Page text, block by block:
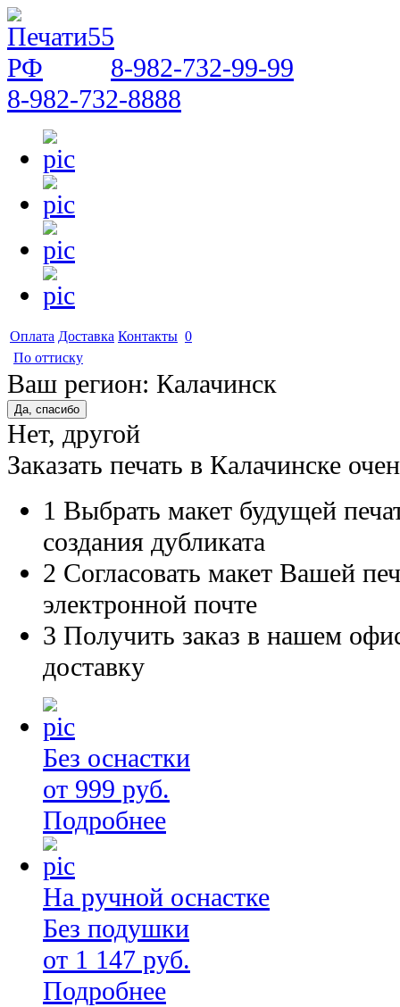
8-982-732-99-99
8-982-732-8888
Оплата Доставка Контакты 0
По оттиску
Ваш регион: Калачинск
Нет, другой
Заказать печать в Калачинске
1 Выбрать макет будущей
создания дубликата
2 Согласовать макет Вашей
электронной почте
3 Получить заказ в нашем
доставку
Без оснастки
от 999 руб.
Подробнее
На ручной оснастке
Без подушки
от 1 147 руб.
Подробнее